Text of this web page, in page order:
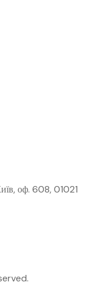
оф. 608, 01021